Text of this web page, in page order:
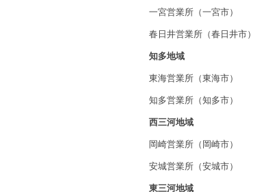
一宮営業所（一宮市）
春日井営業所（春日井市）
知多地域
東海営業所（東海市）
知多営業所（知多市）
西三河地域
岡崎営業所（岡崎市）
安城営業所（安城市）
東三河地域